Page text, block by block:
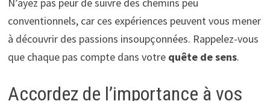
conventionnels, car ces expériences peuvent vous mener
à découvrir des passions insoupçonnées. Rappelez-vous
que chaque pas compte dans votre quête de sens.
Accordez de l’importance à vos